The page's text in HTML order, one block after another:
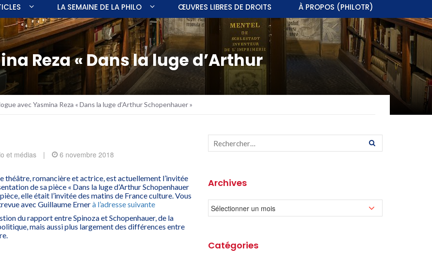
LA SEMAINE DE LA PHILO ŒUVRES LIBRES DE DROITS À PROPOS (PHILOTR)
Reza « Dans la luge d’Arthur
avec Yasmina Reza « Dans la luge d’Arthur Schopenhauer »
et médias | 6 novembre 2018
théâtre, romancière et actrice, est actuellement l’invitée
de sa pièce « Dans la luge d’Arthur Schopenhauer
elle était l’invitée des matins de France culture. Vous
avec Guillaume Ernerà l’adresse suivante
du rapport entre Spinoza et Schopenhauer, de la
mais aussi plus largement des différences entre
Archives
Catégories